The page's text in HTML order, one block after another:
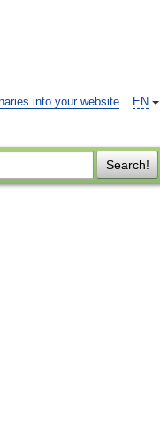
EN
into your website
Search!